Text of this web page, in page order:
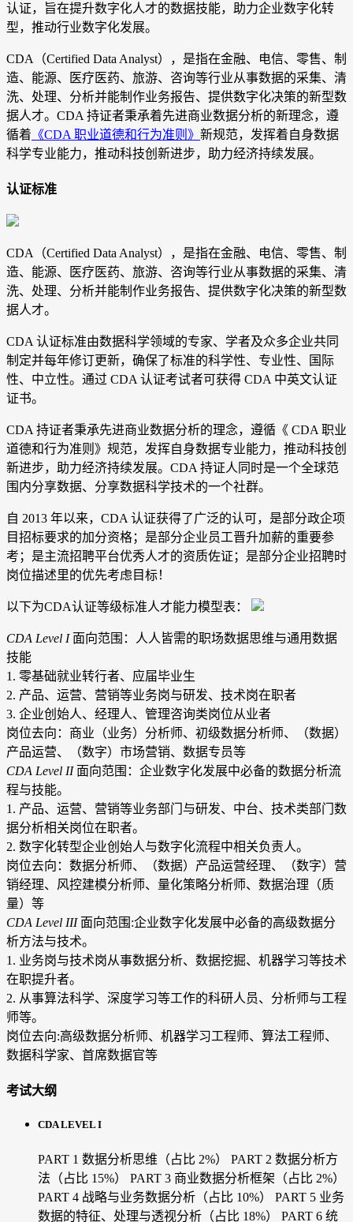
认证，旨在提升数字化人才的数据技能，助力企业数字化转
型，推动行业数字化发展。
CDA（Certified Data Analyst），是指在金融、电信、零售、制
造、能源、医疗医药、旅游、咨询等行业从事数据的采集、清
洗、处理、分析并能制作业务报告、提供数字化决策的新型数
据人才。CDA 持证者秉承着先进商业数据分析的新理念，遵
循着 《CDA 职业道德和行为准则》 新规范，发挥着自身数据
科学专业能力，推动科技创新进步，助力经济持续发展。
认证标准
CDA（Certified Data Analyst），是指在金融、电信、零售、制
造、能源、医疗医药、旅游、咨询等行业从事数据的采集、清
洗、处理、分析并能制作业务报告、提供数字化决策的新型数
据人才。
CDA 认证标准由数据科学领域的专家、学者及众多企业共同
制定并每年修订更新，确保了标准的科学性、专业性、国际
性、中立性。通过 CDA 认证考试者可获得 CDA 中英文认证
证书。
CDA 持证者秉承先进商业数据分析的理念，遵循《 CDA 职业
道德和行为准则》规范，发挥自身数据专业能力，推动科技创
新进步，助力经济持续发展。CDA 持证人同时是一个全球范
围内分享数据、分享数据科学技术的一个社群。
自 2013 年以来，CDA 认证获得了广泛的认可，是部分政企项
目招标要求的加分资格；是部分企业员工晋升加薪的重要参
考；是主流招聘平台优秀人才的资质佐证；是部分企业招聘时
岗位描述里的优先考虑目标！
以下为CDA认证等级标准人才能力模型表：
CDA Level I面向范围：人人皆需的职场数据思维与通用数据
技能
1. 零基础就业转行者、应届毕业生
2. 产品、运营、营销等业务岗与研发、技术岗在职者
3. 企业创始人、经理人、管理咨询类岗位从业者
岗位去向：商业（业务）分析师、初级数据分析师、（数据）
产品运营、（数字）市场营销、数据专员等
CDA Level II面向范围：企业数字化发展中必备的数据分析流
程与技能。
1. 产品、运营、营销等业务部门与研发、中台、技术类部门数
据分析相关岗位在职者。
2. 数字化转型企业创始人与数字化流程中相关负责人。
岗位去向：数据分析师、（数据）产品运营经理、（数字）营
销经理、风控建模分析师、量化策略分析师、数据治理（质
量）等
CDA Level III面向范围:企业数字化发展中必备的高级数据分
析方法与技术。
1. 业务岗与技术岗从事数据分析、数据挖掘、机器学习等技术
在职提升者。
2. 从事算法科学、深度学习等工作的科研人员、分析师与工程
师等。
岗位去向:高级数据分析师、机器学习工程师、算法工程师、
数据科学家、首席数据官等
考试大纲
CDA LEVEL I
PART 1 数据分析思维（占比 2%）
PART 2 数据分析方
法（占比 15%）
PART 3 商业数据分析框架（占比 2%）
PART 4 战略与业务数据分析（占比 10%）
PART 5 业务
数据的特征、处理与透视分析（占比 18%）
PART 6 统